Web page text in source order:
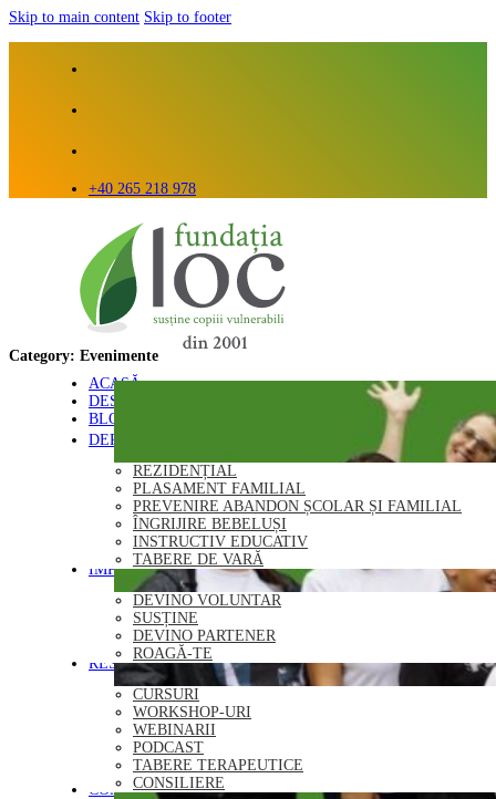
Skip to main content Skip to footer
+40 265 218 978
ACASĂ
DESPRE NOI
BLOG
DEPARTAMENTE
REZIDENȚIAL
PLASAMENT FAMILIAL
PREVENIRE ABANDON ȘCOLAR ȘI FAMILIAL
ÎNGRIJIRE BEBELUȘI
INSTRUCTIV EDUCATIV
TABERE DE VARĂ
IMPLICĂ-TE
DEVINO VOLUNTAR
SUSȚINE
DEVINO PARTENER
ROAGĂ-TE
RESURSE
CURSURI
WORKSHOP-URI
WEBINARII
PODCAST
TABERE TERAPEUTICE
CONSILIERE
CONTACT
Category: Evenimente